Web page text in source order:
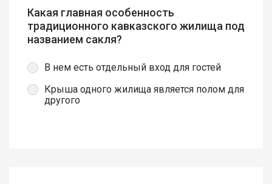
Какая главная особенность
традиционного кавказского жилища под
названием сакля?
В нем есть отдельный вход для гостей
Крыша одного жилища является полом для
другого